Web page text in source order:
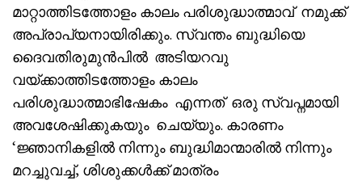
മാറ്റാത്തിടത്തോളം കാലം പരിശുദ്ധാത്മാവ് നമുക്ക്
അപ്രാപ്യനായിരിക്കും. സ്വന്തം ബുദ്ധിയെ
ദൈവതിരുമുൻപിൽ അടിയറവു
വയ്ക്കാത്തിടത്തോളം കാലം
പരിശുദ്ധാത്മാഭിഷേകം എന്നത് ഒരു സ്വപ്നമായി
അവശേഷിക്കുകയും ചെയ്യും. കാരണം
‘ജ്ഞാനികളിൽ നിന്നും ബുദ്ധിമാന്മാരിൽ നിന്നും
മറച്ചുവച്ച്, ശിശുക്കൾക്ക് മാത്രം